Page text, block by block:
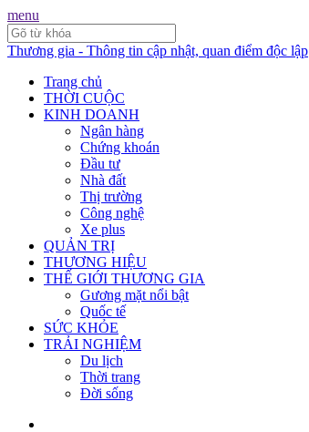
menu
Thương gia - Thông tin cập nhật, quan điểm độc lập
Trang chủ
THỜI CUỘC
KINH DOANH
Ngân hàng
Chứng khoán
Đầu tư
Nhà đất
Thị trường
Công nghệ
Xe plus
QUẢN TRỊ
THƯƠNG HIỆU
THẾ GIỚI THƯƠNG GIA
Gương mặt nổi bật
Quốc tế
SỨC KHỎE
TRẢI NGHIỆM
Du lịch
Thời trang
Đời sống